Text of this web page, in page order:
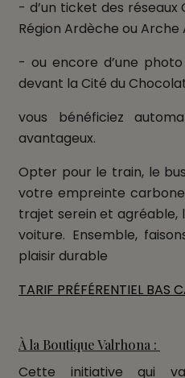
- d’un ticket des réseaux
Région Ardèche ou Arche
- ou encore d’une
devant la Cité du
vous bénéficiez
avantageux.
Opter pour le train, le
votre empreinte
trajet serein et agréable,
voiture. Ensemble,
plaisir durable
TARIF PRÉFÉRENTIEL
À la Boutique Valrhona :
Cette initiative qui